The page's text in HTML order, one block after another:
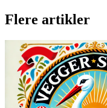
Flere artikler